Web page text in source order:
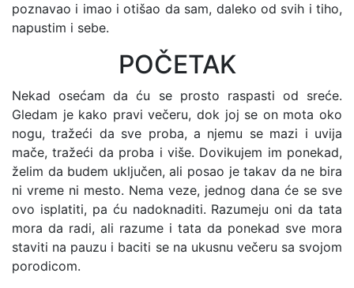
poznavao i imao i otišao da sam, daleko od svih i tiho,
napustim i sebe.
POČETAK
Nekad osećam da ću se prosto raspasti od sreće.
Gledam je kako pravi večeru, dok joj se on mota oko
nogu, tražeći da sve proba, a njemu se mazi i uvija
mače, tražeći da proba i više. Dovikujem im ponekad,
želim da budem uključen, ali posao je takav da ne bira
ni vreme ni mesto. Nema veze, jednog dana će se sve
ovo isplatiti, pa ću nadoknaditi. Razumeju oni da tata
mora da radi, ali razume i tata da ponekad sve mora
staviti na pauzu i baciti se na ukusnu večeru sa svojom
porodicom.